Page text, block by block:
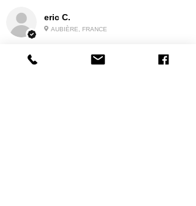
eric C.
AUBIÈRE, FRANCE